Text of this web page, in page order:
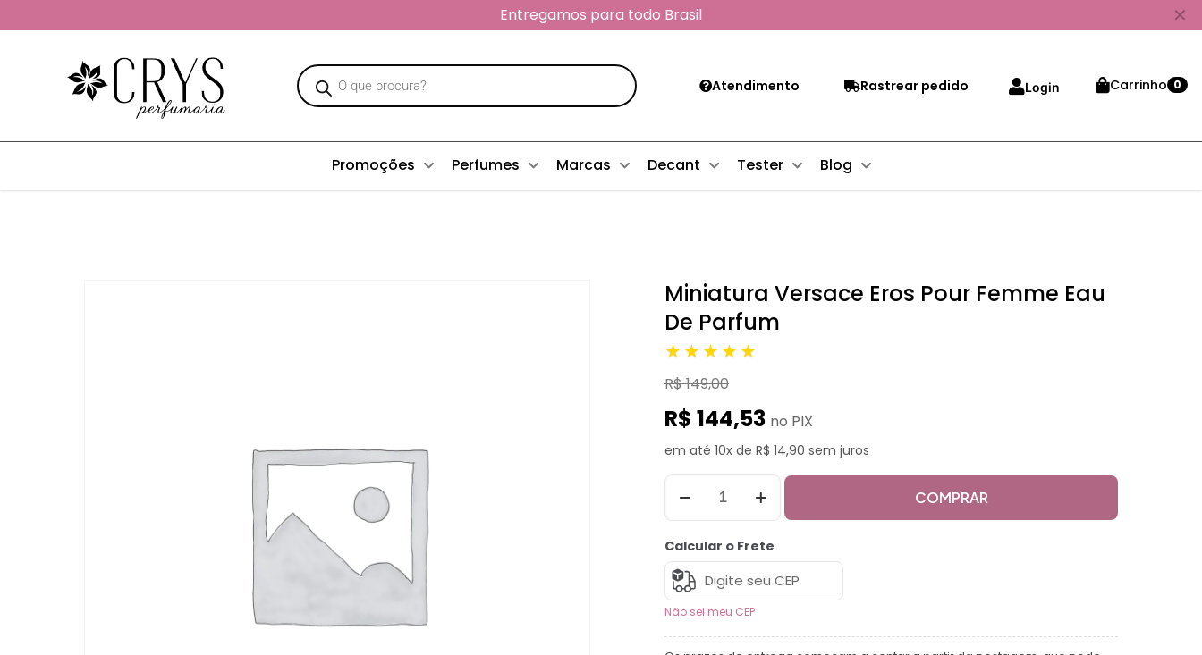
Entregamos para todo Brasil ✕
Atendimento Rastrear pedido Login Carrinho 0
Promoções Perfumes Marcas Decant Tester Blog
Miniatura Versace Eros Pour Femme Eau
De Parfum
★★★★★
R$ 149,00
R$ 144,53 no PIX
em até 10x de R$ 14,90 sem juros
COMPRAR
Calcular o Frete
Não sei meu CEP